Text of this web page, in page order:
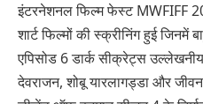
इंटरनेशनल फिल्म फेस्ट MWFIFF
शार्ट फिल्मों की स्क्रीनिंग हुई
एपिसोड 6 डार्क सीक्रेट्स
देवराजन, शोबू यारलागड्डा और जीवन